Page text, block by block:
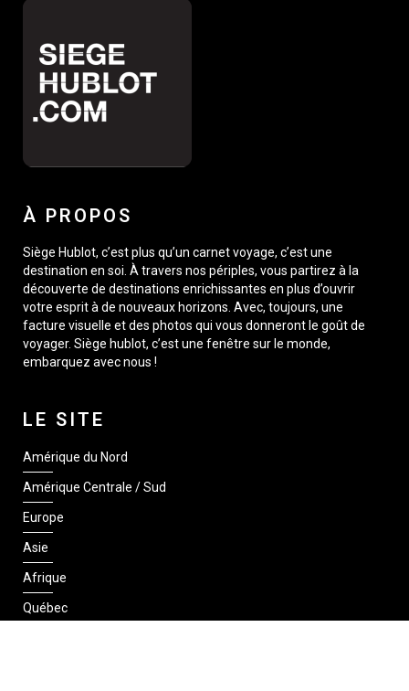
À PROPOS
Siège Hublot, c’est plus qu’un carnet voyage, c’est une
destination en soi. À travers nos périples, vous partirez à la
découverte de destinations enrichissantes en plus d’ouvrir
votre esprit à de nouveaux horizons. Avec, toujours, une
facture visuelle et des photos qui vous donneront le goût de
voyager. Siège hublot, c’est une fenêtre sur le monde,
embarquez avec nous !
LE SITE
Amérique du Nord
Amérique Centrale / Sud
Europe
Asie
Afrique
Québec